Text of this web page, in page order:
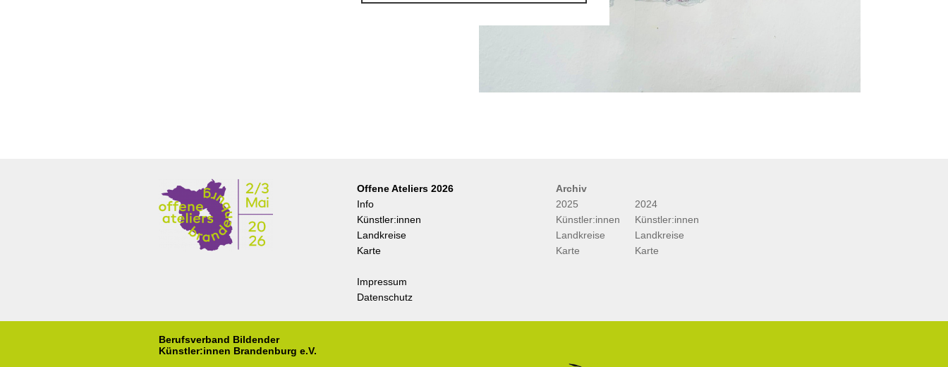
Offene Ateliers 2026
Info
Künstler:innen
Landkreise
Karte
Impressum
Datenschutz
Archiv
2025
Künstler:innen
Landkreise
Karte
2024
Künstler:innen
Landkreise
Karte
Berufsverband Bildender
Künstler:innen Brandenburg e.V.